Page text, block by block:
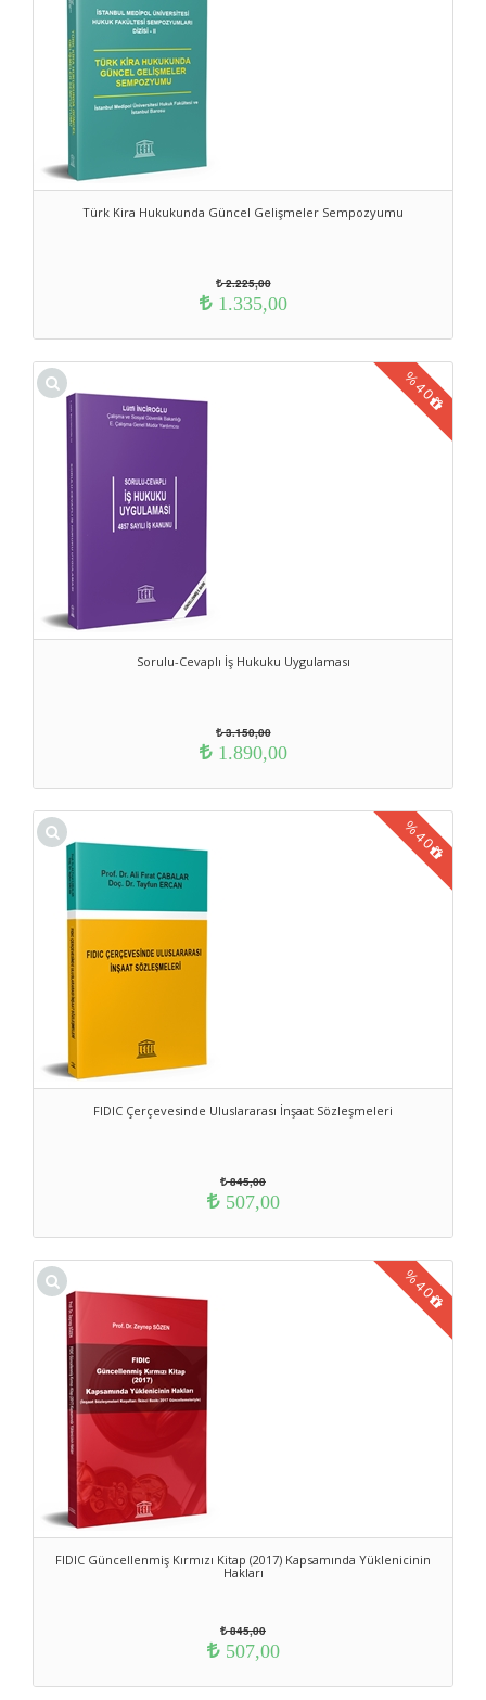
Türk Kira Hukukunda Güncel Gelişmeler Sempozyumu
2.225,00
1.335,00
Sorulu-Cevaplı İş Hukuku Uygulaması
%40
3.150,00
1.890,00
FIDIC Çerçevesinde Uluslararası İnşaat Sözleşmeleri
%40
845,00
507,00
FIDIC Güncellenmiş Kırmızı Kitap (2017) Kapsamında Yüklenicinin
Hakları
%40
845,00
507,00